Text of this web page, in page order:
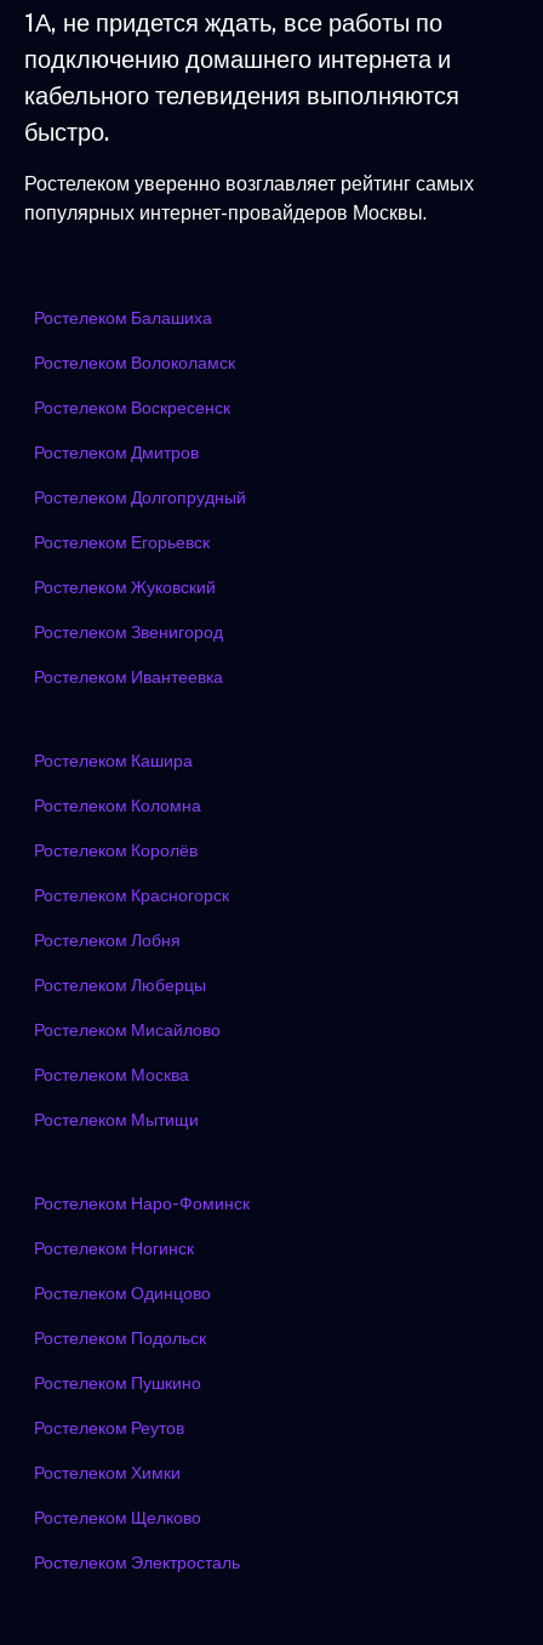
1А, не придется ждать, все работы по
подключению домашнего интернета и
кабельного телевидения выполняются
быстро.
Ростелеком уверенно возглавляет рейтинг самых
популярных интернет-провайдеров Москвы.
Ростелеком Балашиха
Ростелеком Волоколамск
Ростелеком Воскресенск
Ростелеком Дмитров
Ростелеком Долгопрудный
Ростелеком Егорьевск
Ростелеком Жуковский
Ростелеком Звенигород
Ростелеком Ивантеевка
Ростелеком Кашира
Ростелеком Коломна
Ростелеком Королёв
Ростелеком Красногорск
Ростелеком Лобня
Ростелеком Люберцы
Ростелеком Мисайлово
Ростелеком Москва
Ростелеком Мытищи
Ростелеком Наро-Фоминск
Ростелеком Ногинск
Ростелеком Одинцово
Ростелеком Подольск
Ростелеком Пушкино
Ростелеком Реутов
Ростелеком Химки
Ростелеком Щелково
Ростелеком Электросталь